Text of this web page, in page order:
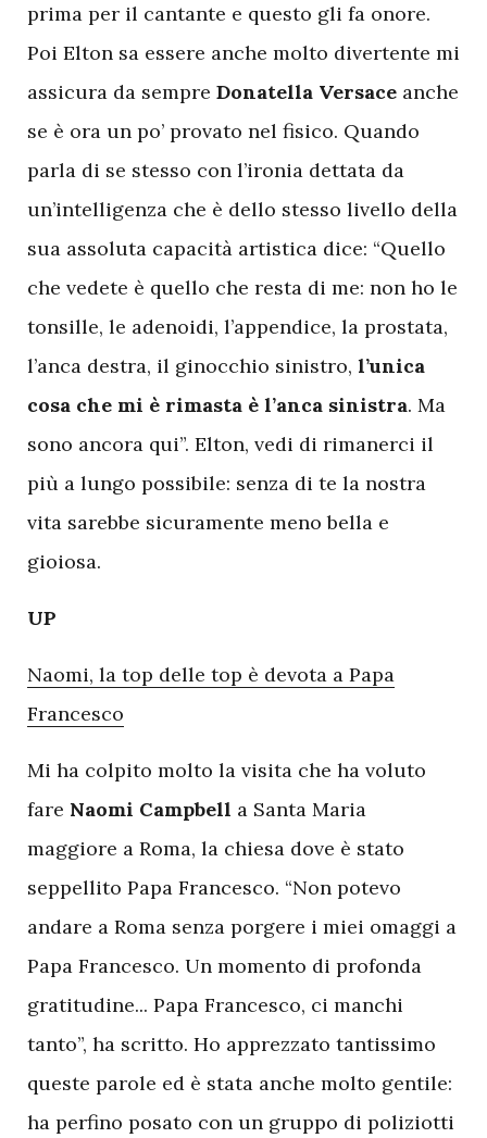
prima per il cantante e questo gli fa onore.
Poi Elton sa essere anche molto divertente mi
assicura da sempre Donatella Versace anche
se è ora un po’ provato nel fisico. Quando
parla di se stesso con l’ironia dettata da
un’intelligenza che è dello stesso livello della
sua assoluta capacità artistica dice: “Quello
che vedete è quello che resta di me: non ho le
tonsille, le adenoidi, l’appendice, la prostata,
l’anca destra, il ginocchio sinistro, l’unica
cosa che mi è rimasta è l’anca sinistra. Ma
sono ancora qui”. Elton, vedi di rimanerci il
più a lungo possibile: senza di te la nostra
vita sarebbe sicuramente meno bella e
gioiosa.
UP
Naomi, la top delle top è devota a Papa
Francesco
Mi ha colpito molto la visita che ha voluto
fare Naomi Campbell a Santa Maria
maggiore a Roma, la chiesa dove è stato
seppellito Papa Francesco. “Non potevo
andare a Roma senza porgere i miei omaggi a
Papa Francesco. Un momento di profonda
gratitudine... Papa Francesco, ci manchi
tanto”, ha scritto. Ho apprezzato tantissimo
queste parole ed è stata anche molto gentile:
ha perfino posato con un gruppo di poliziotti